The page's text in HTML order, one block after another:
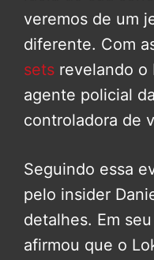
veremos de um
diferente. Com
sets revelando o
agente policial
controladora de
Seguindo essa
pelo insider
detalhes. Em
afirmou que o